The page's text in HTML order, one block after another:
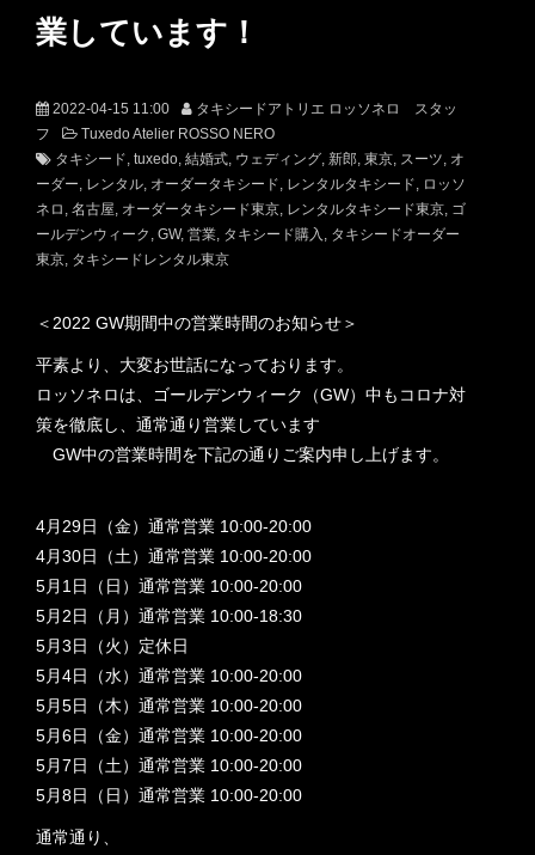
業しています！
2022-04-15 11:00
タキシードアトリエ ロッソネロ スタッ
フ
Tuxedo Atelier ROSSO NERO
タキシード tuxedo 結婚式 ウェディング 新郎 東京 スーツ オ
ーダー レンタル オーダータキシード レンタルタキシード
ロッソ
ネロ 名古屋 オーダータキシード東京 レンタルタキシード東京 ゴ
ールデンウィーク GW 営業 タキシード購入
タキシードオーダー
東京 タキシードレンタル東京
＜2022 GW期間中の営業時間のお知らせ＞
平素より、大変お世話になっております。
ロッソネロは、ゴールデンウィーク（GW）中もコロナ対
策を徹底し、通常通り営業しています
​​​​​​​ GW中の営業時間を下記の通りご案内申し上げます。
4月29日（金）通常営業 10:00-20:00
4月30日（土）通常営業 10:00-20:00
5月1日（日）通常営業 10:00-20:00
5月2日（月）通常営業 10:00-18:30
5月3日（火）定休日
5月4日（水）通常営業 10:00-20:00
5月5日（木）通常営業 10:00-20:00
5月6日（金）通常営業 10:00-20:00
5月7日（土）通常営業 10:00-20:00
5月8日（日）通常営業 10:00-20:00
通常通り、